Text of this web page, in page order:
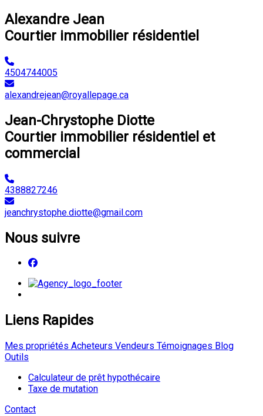
Alexandre Jean
Courtier immobilier résidentiel
4504744005
alexandrejean@royallepage.ca
Jean-Chrystophe Diotte
Courtier immobilier résidentiel et
commercial
4388827246
jeanchrystophe.diotte@gmail.com
Nous suivre
Liens Rapides
Mes propriétés Acheteurs Vendeurs Témoignages Blog
Outils
Calculateur de prêt hypothécaire
Taxe de mutation
Contact